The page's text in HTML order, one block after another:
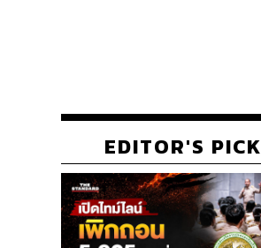
EDITOR'S PICK